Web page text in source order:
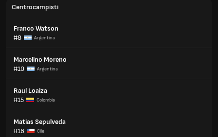
Centrocampisti
Franco Watson
#8
Argentina
Marcelino Moreno
#10
Argentina
Raul Loaiza
#15
Colombia
Matias Sepulveda
#16
Cile